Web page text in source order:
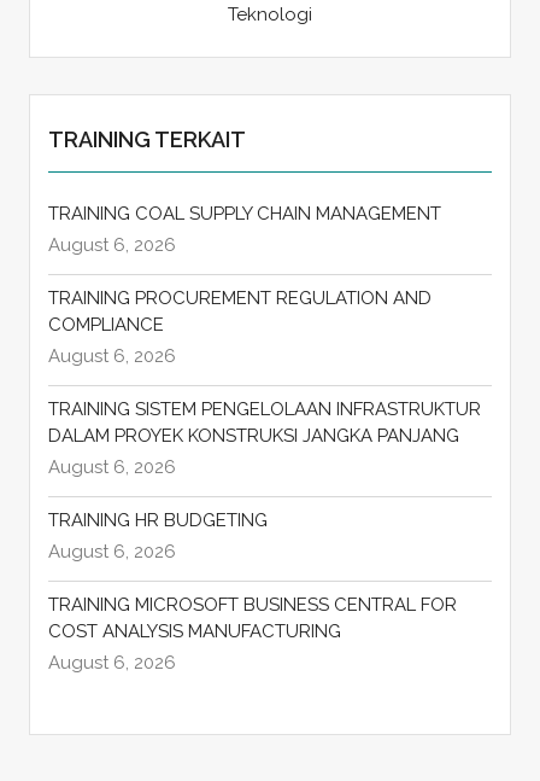
Teknologi
TRAINING TERKAIT
TRAINING COAL SUPPLY CHAIN MANAGEMENT
August 6, 2026
TRAINING PROCUREMENT REGULATION AND
COMPLIANCE
August 6, 2026
TRAINING SISTEM PENGELOLAAN INFRASTRUKTUR
DALAM PROYEK KONSTRUKSI JANGKA PANJANG
August 6, 2026
TRAINING HR BUDGETING
August 6, 2026
TRAINING MICROSOFT BUSINESS CENTRAL FOR
COST ANALYSIS MANUFACTURING
August 6, 2026